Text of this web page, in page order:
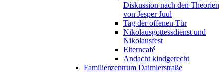
Diskussion nach den Theorien
von Jesper Juul
Tag der offenen Tür
Nikolausgottessdienst und
Nikolausfest
Elterncafé
Andacht kindgerecht
Familienzentrum Daimlerstraße